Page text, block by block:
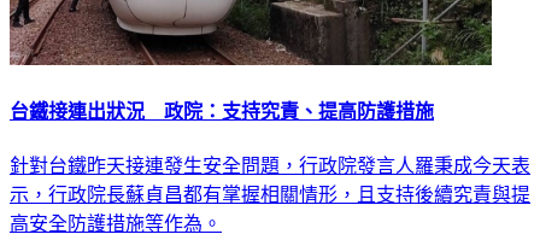
台鐵接連出狀況 政院：支持究責、提高防護措施
針對台鐵昨天接連發生安全問題，行政院發言人羅秉成今天表
示，行政院長蘇貞昌都有掌握相關情形，且支持後續究責與提
高安全防護措施等作為。